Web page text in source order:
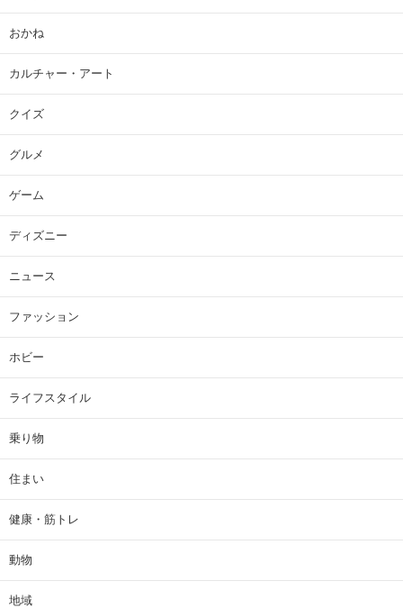
おかね
カルチャー・アート
クイズ
グルメ
ゲーム
ディズニー
ニュース
ファッション
ホビー
ライフスタイル
乗り物
住まい
健康・筋トレ
動物
地域